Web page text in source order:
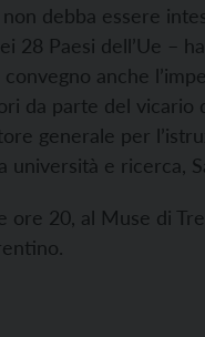
debba essere
28 Paesi dell’Ue –
anche
da parte del vicario
generale per
università e ricerca,
ore 20, al Muse di